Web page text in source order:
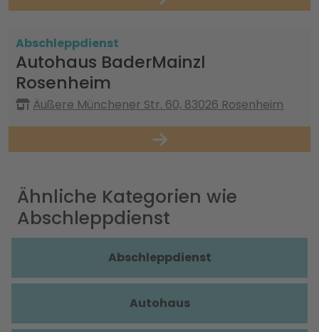
Abschleppdienst
Autohaus BaderMainzl
Rosenheim
Äußere Münchener Str. 60, 83026 Rosenheim
Ähnliche Kategorien wie
Abschleppdienst
Abschleppdienst
Autohaus